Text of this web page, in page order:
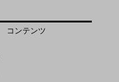
コンテンツ